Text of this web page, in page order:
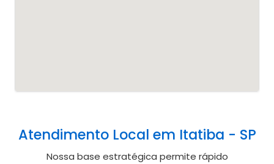
Atendimento Local em Itatiba - SP
Nossa base estratégica permite rápido